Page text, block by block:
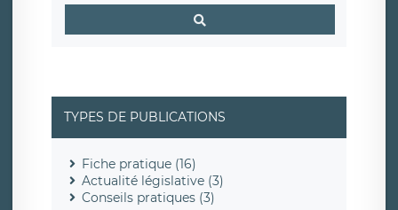
TYPES DE PUBLICATIONS
Fiche pratique (16)
Actualité législative (3)
Conseils pratiques (3)